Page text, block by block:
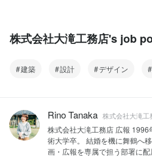
株式会社大滝工務店's job
建築 設計 デザイン
Rino Tanaka 株式会社大滝
株式会社大滝工務店 広報
術大学卒。 結婚を機に舞鶴へ
画・広報を専属で担う部署に配